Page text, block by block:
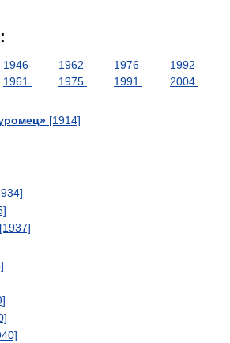
1946-
1961
1962-
1975
1976-
1991
1992-
2004
[1914]
[1937]